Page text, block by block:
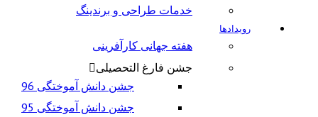
خدمات طراحی و برندینگ
هفته جهانی کارآفرینی
جشن فارغ التحصیلی
جشن دانش آموختگی 96
جشن دانش آموختگی 95